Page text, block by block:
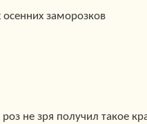
заморозков
не зря получил такое